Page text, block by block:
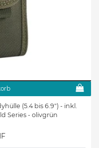
(5.4 bis 6.9") - inkl.
Series - olivgrün